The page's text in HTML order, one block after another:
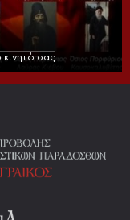
κινητό σας